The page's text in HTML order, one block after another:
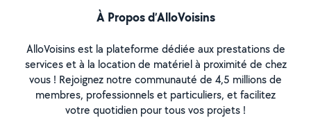
À Propos d’AlloVoisins
AlloVoisins est la plateforme dédiée aux prestations de
services et à la location de matériel à proximité de chez
vous ! Rejoignez notre communauté de 4,5 millions de
membres, professionnels et particuliers, et facilitez
votre quotidien pour tous vos projets !